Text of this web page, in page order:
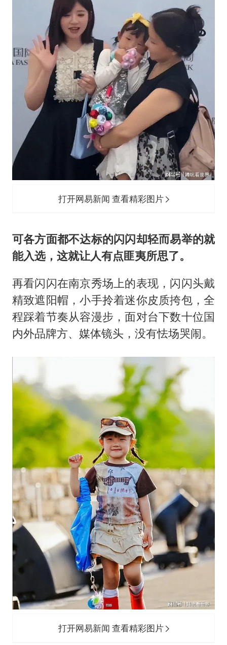
打开网易新闻 查看精彩图片
可各方面都不达标的闪闪却轻而易举的就
能入选，这就让人有点匪夷所思了。
再看闪闪在南京秀场上的表现，闪闪头戴
精致遮阳帽，小手拎着迷你皮质挎包，全
程踩着节奏从容漫步，面对台下数十位国
内外品牌方、媒体镜头，没有怯场哭闹。
打开网易新闻 查看精彩图片